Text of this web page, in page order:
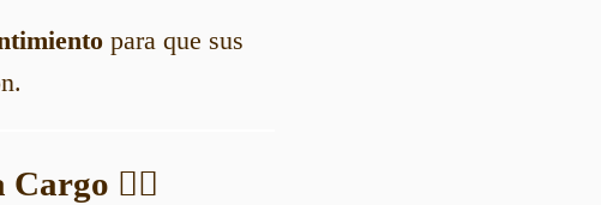
para que sus
Cargo 🧑‍⚖️